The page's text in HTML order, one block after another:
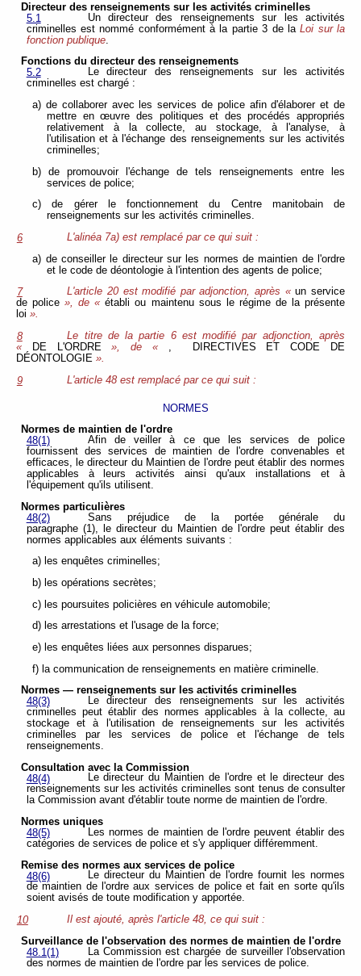
Directeur des renseignements sur les activités criminelles
5.1
Un directeur des renseignements sur les activités
criminelles est nommé conformément à la partie 3 de laLoi sur la
fonction publique.
Fonctions du directeur des renseignements
5.2
Le directeur des renseignements sur les activités
criminelles est chargé :
a) de collaborer avec les services de police afin d'élaborer et de
mettre en œuvre des politiques et des procédés appropriés
relativement à la collecte, au stockage, à l'analyse, à
l'utilisation et à l'échange des renseignements sur les activités
criminelles;
b) de promouvoir l'échange de tels renseignements entre les
services de police;
c) de gérer le fonctionnement du Centre manitobain de
renseignements sur les activités criminelles.
6
L'alinéa 7a) est remplacé par ce qui suit :
a) de conseiller le directeur sur les normes de maintien de l'ordre
et le code de déontologie à l'intention des agents de police;
7
L'article 20 est modifié par adjonction, après «un service
de police», de «établi ou maintenu sous le régime de la présente
loi ».
8
Le titre de la partie 6 est modifié par adjonction, après
«
DE L'ORDRE», de « , DIRECTIVES ET CODE DE
DÉONTOLOGIE ».
9
L'article 48 est remplacé par ce qui suit :
NORMES
Normes de maintien de l'ordre
48(1)
Afin de veiller à ce que les services de police
fournissent des services de maintien de l'ordre convenables et
efficaces, le directeur du Maintien de l'ordre peut établir des normes
applicables à leurs activités ainsi qu'aux installations et à
l'équipement qu'ils utilisent.
Normes particulières
48(2)
Sans préjudice de la portée générale du
paragraphe (1), le directeur du Maintien de l'ordre peut établir des
normes applicables aux éléments suivants :
a) les enquêtes criminelles;
b) les opérations secrètes;
c) les poursuites policières en véhicule automobile;
d) les arrestations et l'usage de la force;
e) les enquêtes liées aux personnes disparues;
f) la communication de renseignements en matière criminelle.
Normes — renseignements sur les activités criminelles
48(3)
Le directeur des renseignements sur les activités
criminelles peut établir des normes applicables à la collecte, au
stockage et à l'utilisation de renseignements sur les activités
criminelles par les services de police et l'échange de tels
renseignements.
Consultation avec la Commission
48(4)
Le directeur du Maintien de l'ordre et le directeur des
renseignements sur les activités criminelles sont tenus de consulter
la Commission avant d'établir toute norme de maintien de l'ordre.
Normes uniques
48(5)
Les normes de maintien de l'ordre peuvent établir des
catégories de services de police et s'y appliquer différemment.
Remise des normes aux services de police
48(6)
Le directeur du Maintien de l'ordre fournit les normes
de maintien de l'ordre aux services de police et fait en sorte qu'ils
soient avisés de toute modification y apportée.
10
Il est ajouté, après l'article 48, ce qui suit :
Surveillance de l'observation des normes de maintien de l'ordre
48.1(1)
La Commission est chargée de surveiller l'observation
des normes de maintien de l'ordre par les services de police.